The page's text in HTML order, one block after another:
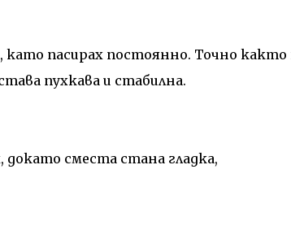
пасирах постоянно. Точно както
пухкава и стабилна.
докато сместа стана гладка,